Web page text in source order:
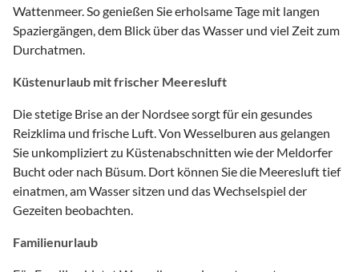
Wattenmeer. So genießen Sie erholsame Tage mit langen
Spaziergängen, dem Blick über das Wasser und viel Zeit zum
Durchatmen.
Küstenurlaub mit frischer Meeresluft
Die stetige Brise an der Nordsee sorgt für ein gesundes
Reizklima und frische Luft. Von Wesselburen aus gelangen
Sie unkompliziert zu Küstenabschnitten wie der Meldorfer
Bucht oder nach Büsum. Dort können Sie die Meeresluft tief
einatmen, am Wasser sitzen und das Wechselspiel der
Gezeiten beobachten.
Familienurlaub